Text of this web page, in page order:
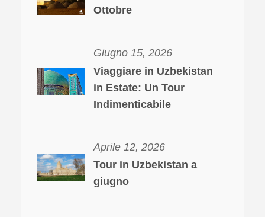
Ottobre
Giugno 15, 2026
Viaggiare in Uzbekistan
in Estate: Un Tour
Indimenticabile
Aprile 12, 2026
Tour in Uzbekistan a
giugno